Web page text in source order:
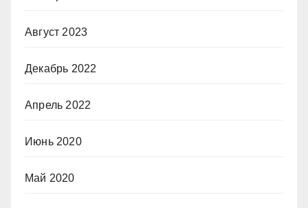
Август 2023
Декабрь 2022
Апрель 2022
Июнь 2020
Май 2020